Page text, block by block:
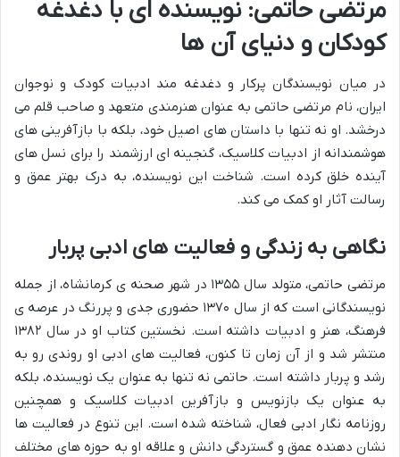
مرتضی حاتمی: نویسنده ای با دغدغه
کودکان و دنیای آن ها
در میان نویسندگان پرکار و دغدغه مند ادبیات کودک و نوجوان
ایران، نام مرتضی حاتمی به عنوان هنرمندی متعهد و صاحب قلم می
درخشد. او نه تنها با داستان های اصیل خود، بلکه با بازآفرینی های
هوشمندانه از ادبیات کلاسیک، گنجینه ای ارزشمند را برای نسل های
آینده خلق کرده است. شناخت این نویسنده، به درک بهتر عمق و
رسالت آثار او کمک می کند.
نگاهی به زندگی و فعالیت های ادبی پربار
مرتضی حاتمی، متولد سال ۱۳۵۵ در شهر صحنه ی کرمانشاه، از جمله
نویسندگانی است که از سال ۱۳۷۰ حضوری جدی و پررنگ در عرصه ی
فرهنگ، هنر و ادبیات داشته است. نخستین کتاب او در سال ۱۳۸۲
منتشر شد و از آن زمان تا کنون، فعالیت های ادبی او روندی رو به
رشد و پربار داشته است. حاتمی نه تنها به عنوان یک نویسنده، بلکه
به عنوان یک بازنویس و بازآفرین ادبیات کلاسیک و همچنین
روزنامه نگار ادبی فعال، شناخته شده است. این تنوع در فعالیت ها
نشان دهنده عمق و گستردگی دانش و علاقه او به حوزه های مختلف